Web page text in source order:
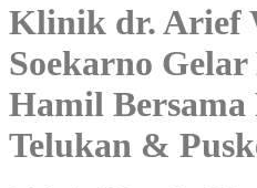
Klinik dr. Arief
Soekarno
Hamil Bersama
Telukan &